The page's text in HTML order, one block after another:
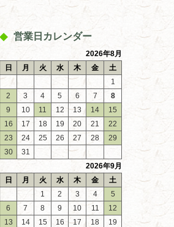
営業日カレンダー
2026年8月
日
月 火 水 木 金
土
1
2
3 4 5 6 7
8
9
10 11 12 13 14
15
16
17 18 19 20 21
22
23
24 25 26 27 28
29
30
31
2026年9月
日
月 火 水 木 金
土
1
2 3 4
5
6
7 8 9 10 11
12
13
14 15 16 17 18
19